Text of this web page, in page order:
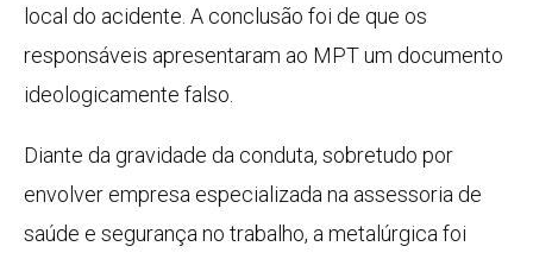
local do acidente. A conclusão foi de que os
responsáveis apresentaram ao MPT um documento
ideologicamente falso.
Diante da gravidade da conduta, sobretudo por
envolver empresa especializada na assessoria de
saúde e segurança no trabalho, a metalúrgica foi